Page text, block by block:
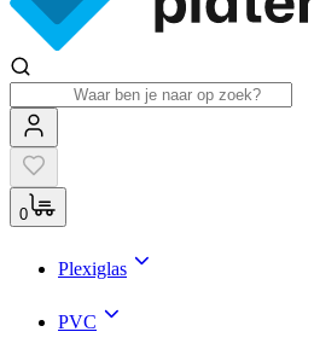
0
Plexiglas
PVC